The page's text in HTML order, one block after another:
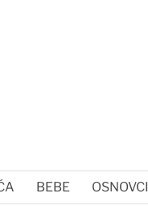
BEBE OSNOVCI